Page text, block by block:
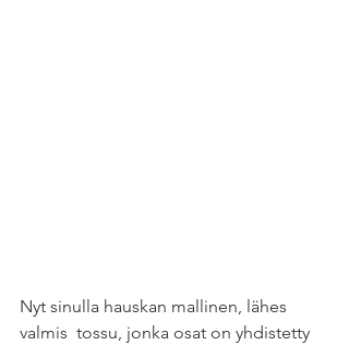
Nyt sinulla hauskan mallinen, lähes
valmis  tossu, jonka osat on yhdistetty